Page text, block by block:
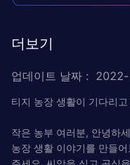
더보기
업데이트 날짜 :
티지 농장 생활이 기다리
작은 농부 여러분, 안녕하
농장 생활 이야기를 만들